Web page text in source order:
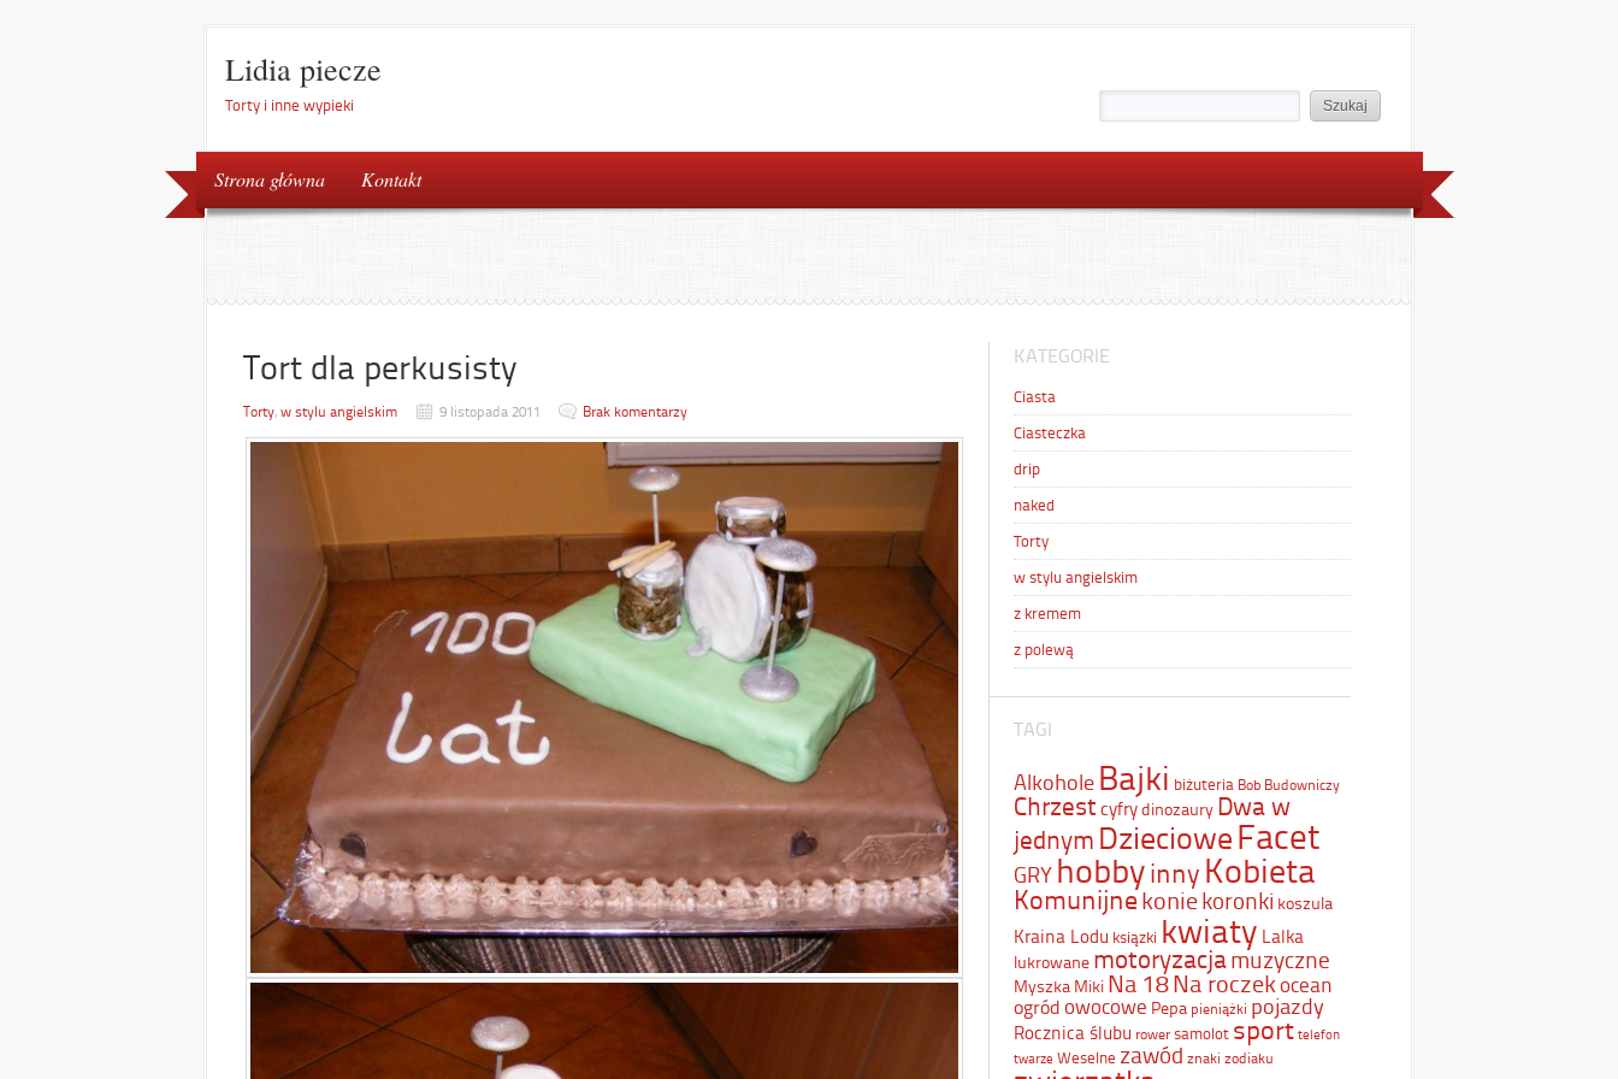
Lidia piecze
Torty i inne wypieki
Strona główna Kontakt
Tort dla perkusisty
Torty, w stylu angielskim 9 listopada 2011 Brak komentarzy
KATEGORIE
Ciasta
Ciasteczka
drip
naked
Torty
w stylu angielskim
z kremem
z polewą
TAGI
Alkohole Bajki biżuteria Bob Budowniczy
Chrzest cyfrydinozaury Dwa w
jednym DziecioweFacet
GRY hobbyinny Kobieta
Komunijnekoniekoronki koszula
Kraina Lodu ksiązki kwiaty Lalka
lukrowane motoryzacjamuzyczne
Myszka Miki Na 18Na roczekocean
ogród owocowe Pepa pieniążki pojazdy
Rocznica ślubu rower samolot sport telefon
twarze Weselne zawód znaki zodiaku